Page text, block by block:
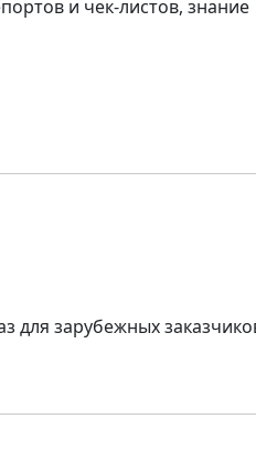
и чек-листов, знание
для зарубежных